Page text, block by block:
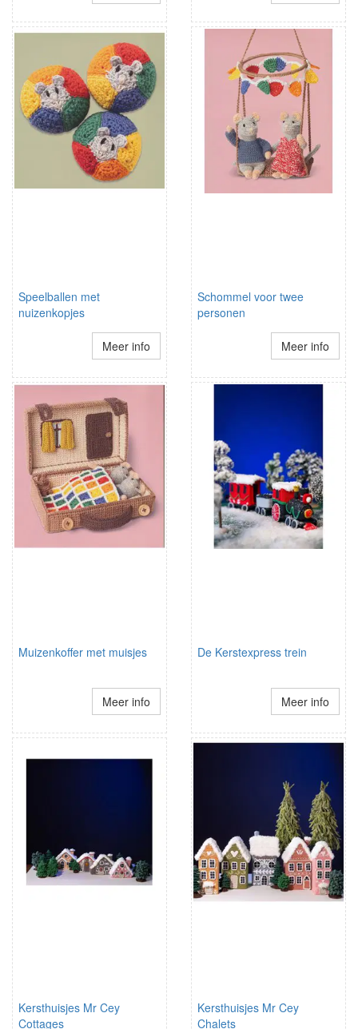
Speelballen met
nuizenkopjes
Meer info
Schommel voor twee
personen
Meer info
Muizenkoffer met muisjes
Meer info
De Kerstexpress trein
Meer info
Kersthuisjes Mr Cey
Cottages
Kersthuisjes Mr Cey
Chalets